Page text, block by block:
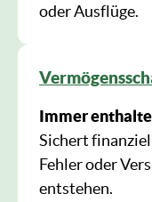
oder Ausflüge.
Immer
Sichert
Fehler oder
entstehen.